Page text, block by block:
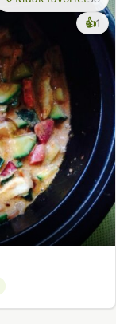
👍1